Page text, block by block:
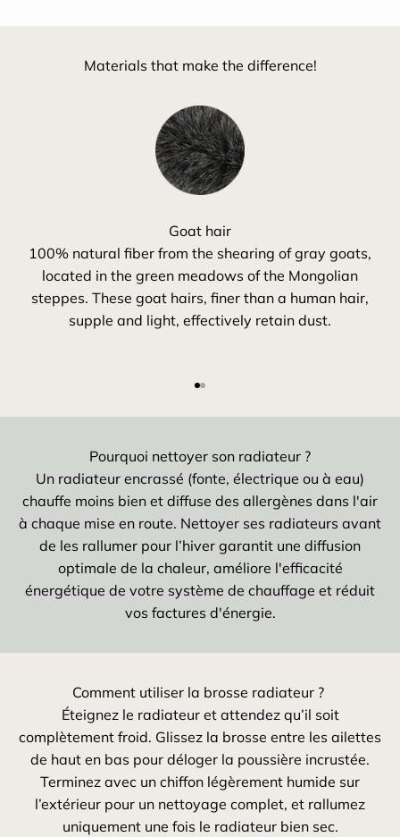
Materials that make the difference!
Goat hair
100% natural fiber from the shearing of gray goats,
located in the green meadows of the Mongolian
steppes. These goat hairs, finer than a human hair,
supple and light, effectively retain dust.
Pourquoi nettoyer son radiateur ?
Un radiateur encrassé (fonte, électrique ou à eau)
chauffe moins bien et diffuse des allergènes dans l'air
à chaque mise en route. Nettoyer ses radiateurs avant
de les rallumer pour l’hiver garantit une diffusion
optimale de la chaleur, améliore l'efficacité
énergétique de votre système de chauffage et réduit
vos factures d'énergie.
Comment utiliser la brosse radiateur ?
Éteignez le radiateur et attendez qu’il soit
complètement froid. Glissez la brosse entre les ailettes
de haut en bas pour déloger la poussière incrustée.
Terminez avec un chiffon légèrement humide sur
l’extérieur pour un nettoyage complet, et rallumez
uniquement une fois le radiateur bien sec.